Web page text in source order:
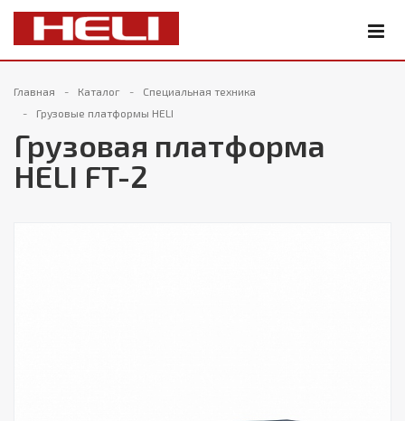
Главная Каталог
Специальная техника
Грузовые платформы HELI
Грузовая платформа
HELI FT-2